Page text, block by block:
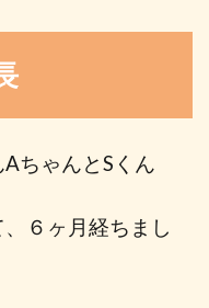
ちゃんとSくん
６ヶ月経ちまし